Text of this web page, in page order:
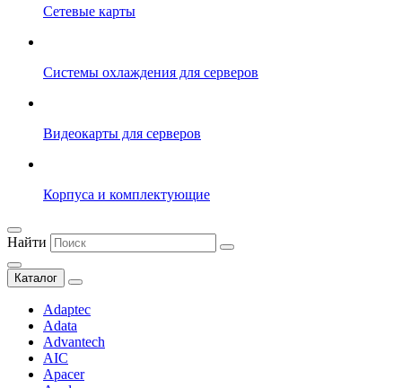
Сетевые карты
Системы охлаждения для серверов
Видеокарты для серверов
Корпуса и комплектующие
Найти
Каталог
Adaptec
Adata
Advantech
AIC
Apacer